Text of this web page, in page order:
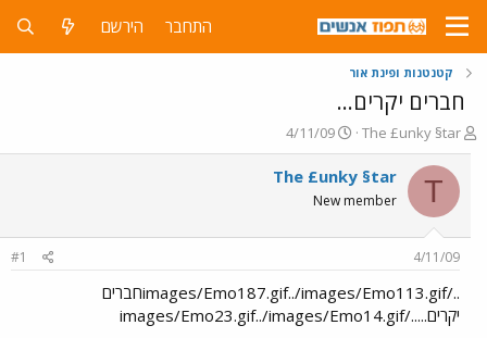
התחבר הירשם
קטנטנות ופינת אור
חברים יקרים...
פ
ו
ת
ח
ה
ו
ש
The £unky §tar
פ
ו
ר
ם
ר
י
ך
4/11/09
T
The £unky §tar
New member
4/11/09
#1
../images/Emo187.gif../images/Emo113.gifחברים
יקרים...../images/Emo23.gif../images/Emo14.gif